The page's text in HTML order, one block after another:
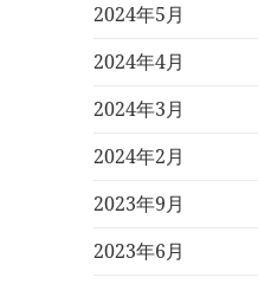
2024年5月
2024年4月
2024年3月
2024年2月
2023年9月
2023年6月